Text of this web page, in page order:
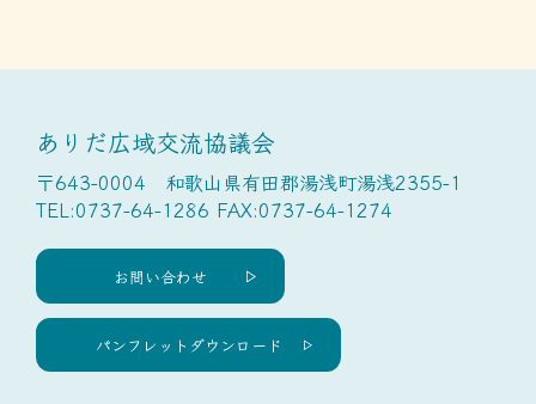
ありだ広域交流協議会
〒643-0004 和歌山県有田郡湯浅町湯浅2355-1
TEL:0737-64-1286 FAX:0737-64-1274
お問い合わせ
パンフレットダウンロード